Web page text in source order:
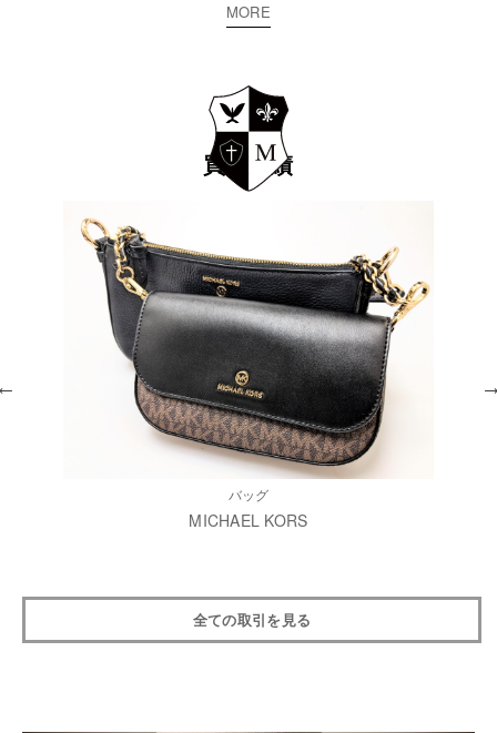
MORE
買取実績
バッグ
MICHAEL KORS
全ての取引を見る